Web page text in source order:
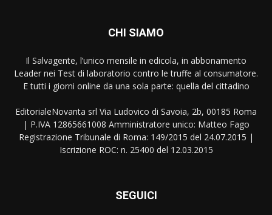
CHI SIAMO
Il Salvagente, l’unico mensile in edicola, in abbonamento
Leader nei Test di laboratorio contro le truffe al consumatore.
E tutti i giorni online da una sola parte: quella del cittadino
EditorialeNovanta srl Via Ludovico di Savoia, 2b, 00185 Roma
| P.IVA 12865661008 Amministratore unico: Matteo Fago
Registrazione Tribunale di Roma: 149/2015 del 24.07.2015 |
Iscrizione ROC: n. 25400 del 12.03.2015
SEGUICI